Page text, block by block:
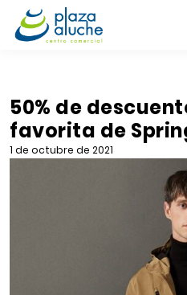
TIENDAS
VENTA TELEFÓNICA
50% de
favorita de
1 de octubre de 2021